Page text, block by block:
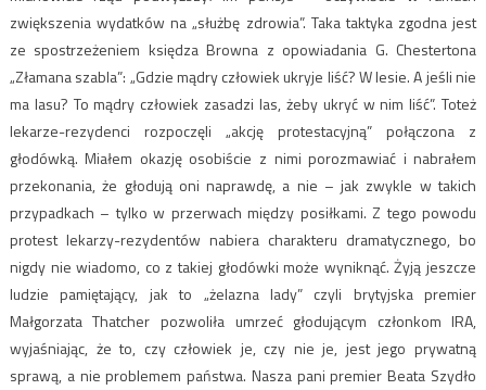
zwiększenia wydatków na „służbę zdrowia”. Taka taktyka zgodna jest
ze spostrzeżeniem księdza Browna z opowiadania G. Chestertona
„Złamana szabla”: „Gdzie mądry człowiek ukryje liść? W lesie. A jeśli nie
ma lasu? To mądry człowiek zasadzi las, żeby ukryć w nim liść”. Toteż
lekarze-rezydenci rozpoczęli „akcję protestacyjną” połączona z
głodówką. Miałem okazję osobiście z nimi porozmawiać i nabrałem
przekonania, że głodują oni naprawdę, a nie – jak zwykle w takich
przypadkach – tylko w przerwach między posiłkami. Z tego powodu
protest lekarzy-rezydentów nabiera charakteru dramatycznego, bo
nigdy nie wiadomo, co z takiej głodówki może wyniknąć. Żyją jeszcze
ludzie pamiętający, jak to „żelazna lady” czyli brytyjska premier
Małgorzata Thatcher pozwoliła umrzeć głodującym członkom IRA,
wyjaśniając, że to, czy człowiek je, czy nie je, jest jego prywatną
sprawą, a nie problemem państwa. Nasza pani premier Beata Szydło